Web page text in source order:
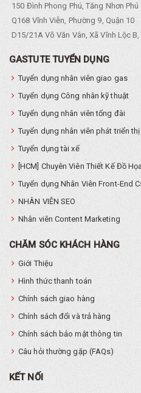
150 Đình Phong Phú, Tăng Nhơn Phú
Q168 Vĩnh Viễn, Phường 9, Quận 10
D15/21A Võ Văn Vân, Xã Vĩnh Lộc
GASTUTE TUYỂN DỤNG
Tuyển dụng nhân viên giao gas
Tuyển dụng Công nhân kỹ thuật
Tuyển dụng nhân viên tổng đài
Tuyển dụng nhân viên phát triển
Tuyển dụng tài xế
[HCM] Chuyên Viên Thiết Kế Đồ
Tuyển dụng Nhân Viên Front-End
NHÂN VIÊN SEO
Nhân viên Content Marketing
CHĂM SÓC KHÁCH HÀNG
Giới Thiệu
Hình thức thanh toán
Chính sách giao hàng
Chính sách đổi và trả hàng
Chính sách bảo mật thông tin
Câu hỏi thường gặp (FAQs)
KẾT NỐI